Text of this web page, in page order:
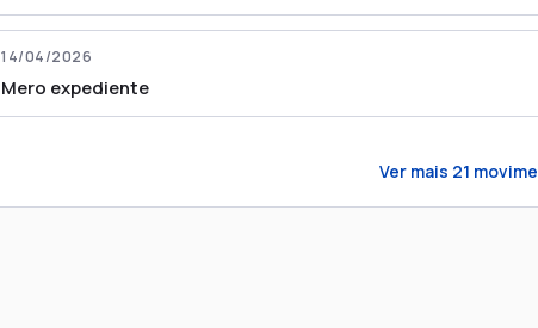
14/04/2026
Mero expediente
Ver mais 21